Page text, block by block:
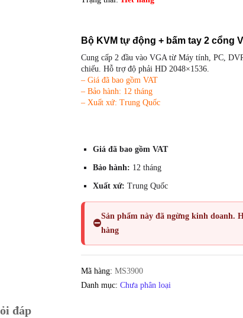
Bộ KVM tự động + bấm tay 2 cổng
Cung cấp 2 đầu vào VGA từ Máy tính, PC,
chiếu. Hỗ trợ độ phải HD 2048×1536.
– Giá đã bao gồm VAT
– Bảo hành: 12 tháng
– Xuất xứ: Trung Quốc
Giá đã bao gồm VAT
Bảo hành: 12 tháng
Xuất xứ: Trung Quốc
⛔
Sản phẩm này đã ngừng kinh doanh.
hàng
Mã hàng: MS3900
Danh mục: Chưa phân loại
đáp